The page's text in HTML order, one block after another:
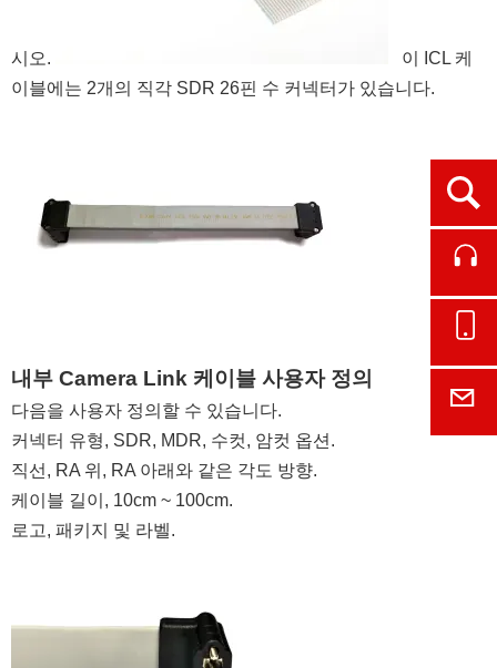
시오.
이 ICL 케
이블에는 2개의 직각 SDR 26핀 수 커넥터가 있습니다.
내부 Camera Link 케이블 사용자 정의
다음을 사용자 정의할 수 있습니다.
커넥터 유형, SDR, MDR, 수컷, 암컷 옵션.
직선, RA 위, RA 아래와 같은 각도 방향.
케이블 길이, 10cm ~ 100cm.
로고, 패키지 및 라벨.
E-